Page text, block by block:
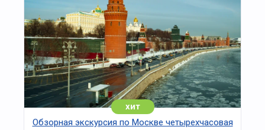
хит
Обзорная экскурсия по Москве четырехчасовая